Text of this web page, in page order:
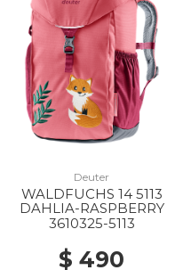
Deuter
WALDFUCHS 14 5113
DAHLIA-RASPBERRY
3610325-5113
$ 490